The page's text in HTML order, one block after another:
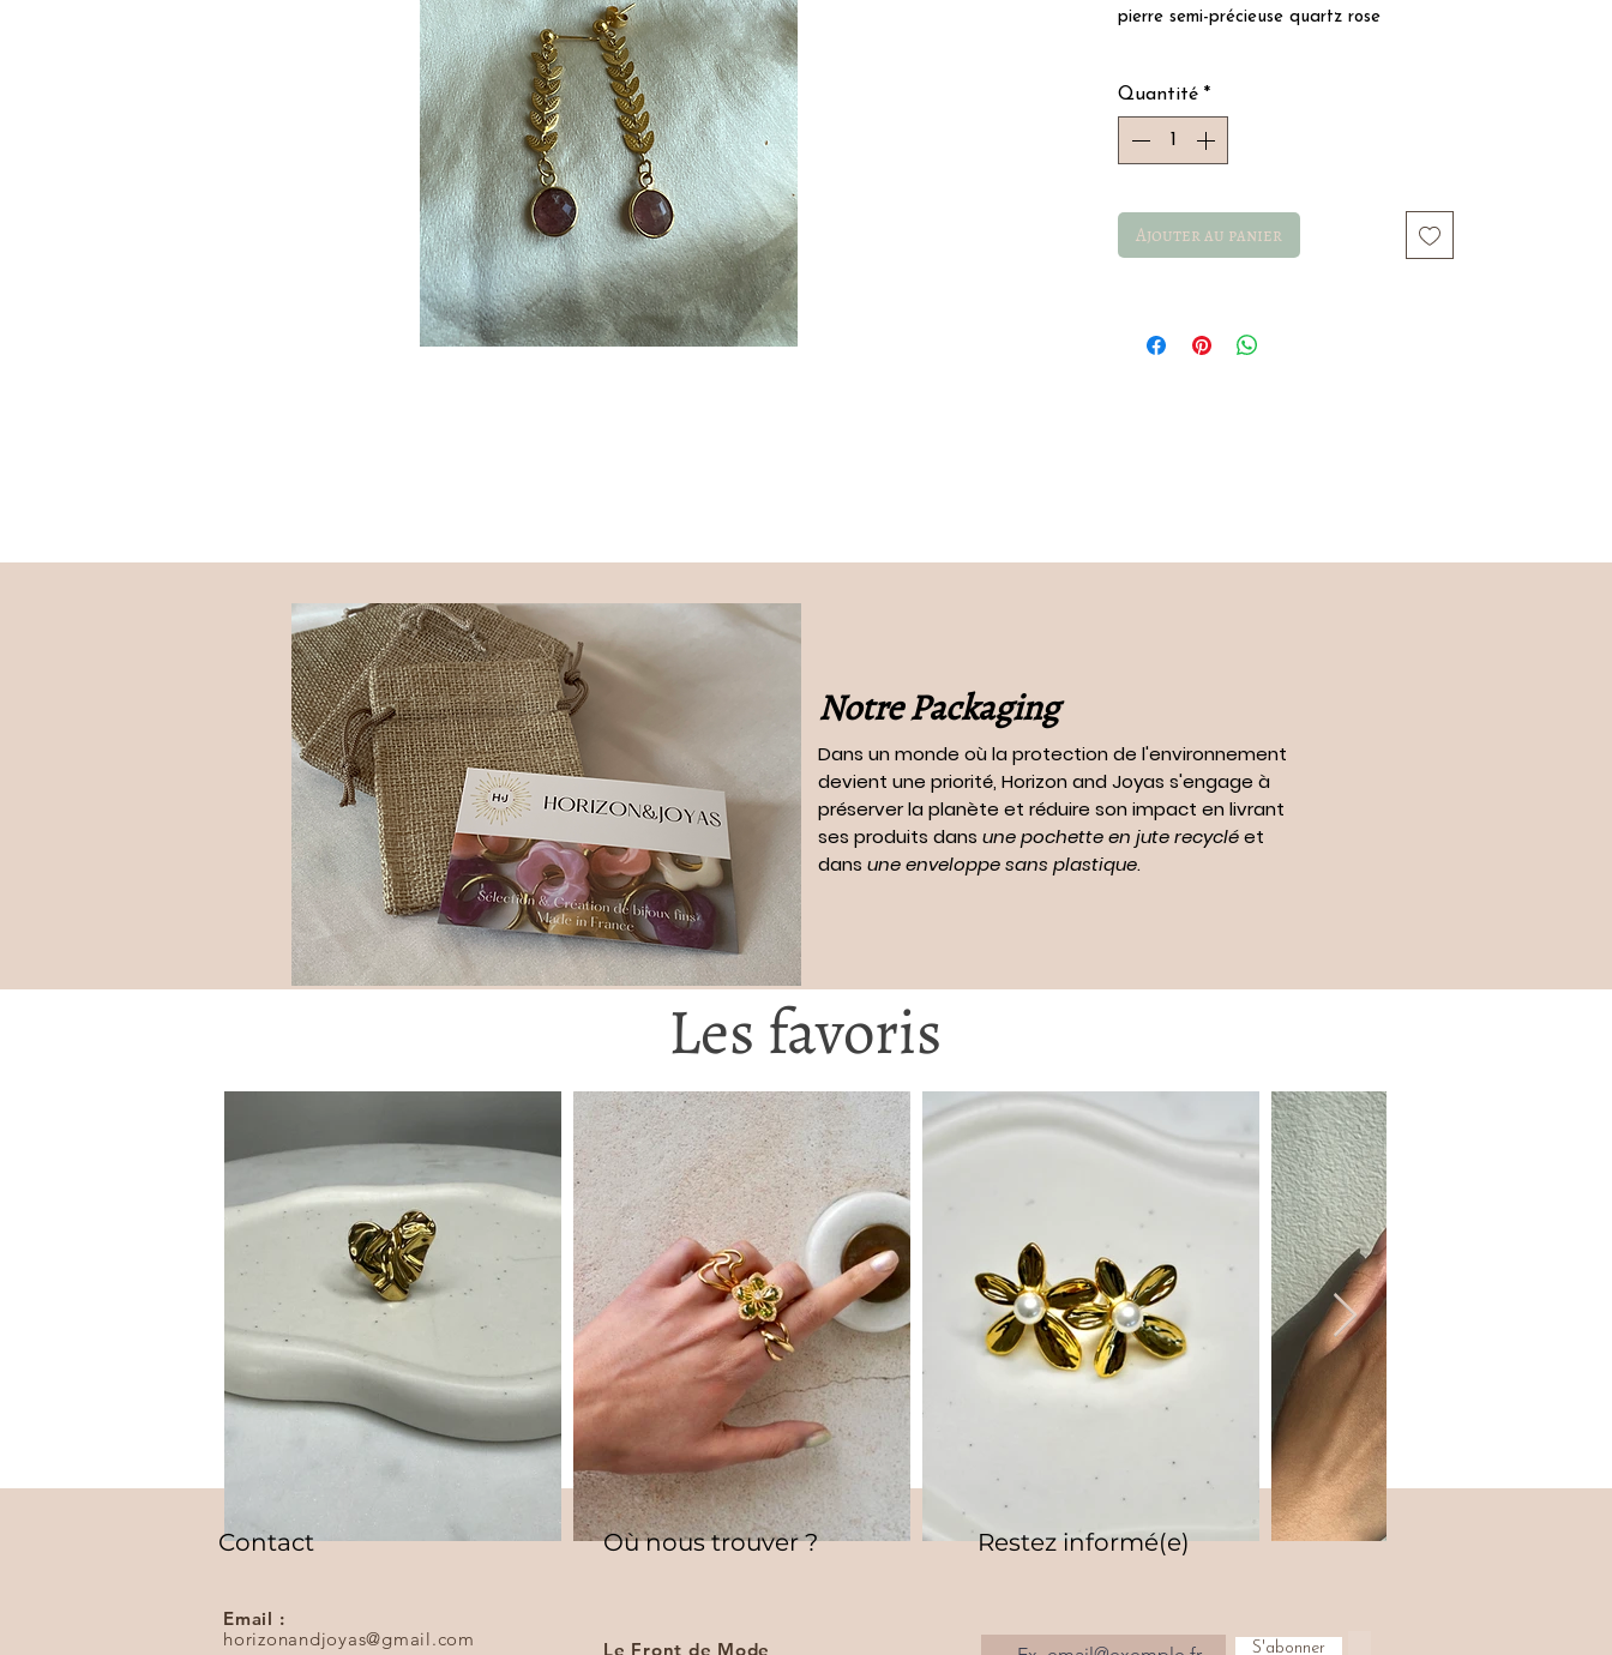
pierre semi-précieuse quartz rose
Quantité *
Ajouter au panier
Notre Packaging
Dans un monde où la protection de l'environnement
devient une priorité, Horizon and Joyas s'engage à
préserver la planète et réduire son impact en livrant
ses produits dans une pochette en jute recycléet
dans une enveloppe sans plastique.
Les favoris
Contact
Email :
horizonandjoyas@gmail.com
Où nous trouver ?
Le Front de Mode
Restez informé(e)
S'abonner